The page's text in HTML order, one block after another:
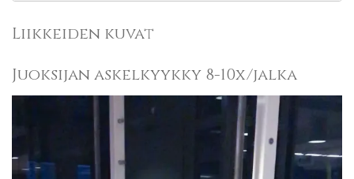
Liikkeiden kuvat
Juoksijan askelkyykky 8-10x/jalka